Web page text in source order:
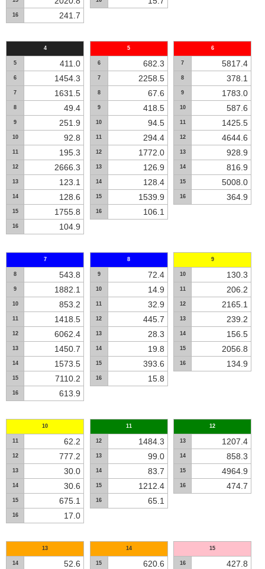
16 241.7
4
5 411.0
6 1454.3
7 1631.5
8 49.4
9 251.9
10 92.8
11 195.3
12 2666.3
13 123.1
14 128.6
15 1755.8
16 104.9
5
6 682.3
7 2258.5
8 67.6
9 418.5
10 94.5
11 294.4
12 1772.0
13 126.9
14 128.4
15 1539.9
16 106.1
6
7 5817.4
8 378.1
9 1783.0
10 587.6
11 1425.5
12 4644.6
13 928.9
14 816.9
15 5008.0
16 364.9
7
8 543.8
9 1882.1
10 853.2
11 1418.5
12 6062.4
13 1450.7
14 1573.5
15 7110.2
16 613.9
8
9 72.4
10 14.9
11 32.9
12 445.7
13 28.3
14 19.8
15 393.6
16 15.8
9
10 130.3
11 206.2
12 2165.1
13 239.2
14 156.5
15 2056.8
16 134.9
10
11 62.2
12 777.2
13 30.0
14 30.6
15 675.1
16 17.0
11
12 1484.3
13 99.0
14 83.7
15 1212.4
16 65.1
12
13 1207.4
14 858.3
15 4964.9
16 474.7
13
14 52.6
14
15 620.6
15
16 427.8